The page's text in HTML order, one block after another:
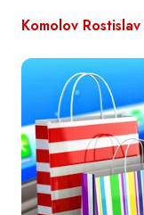
Komolov Rostislav